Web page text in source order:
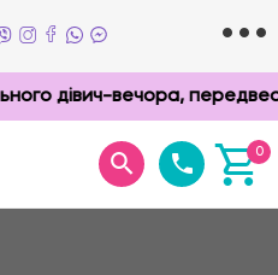
дівич-вечора,
0